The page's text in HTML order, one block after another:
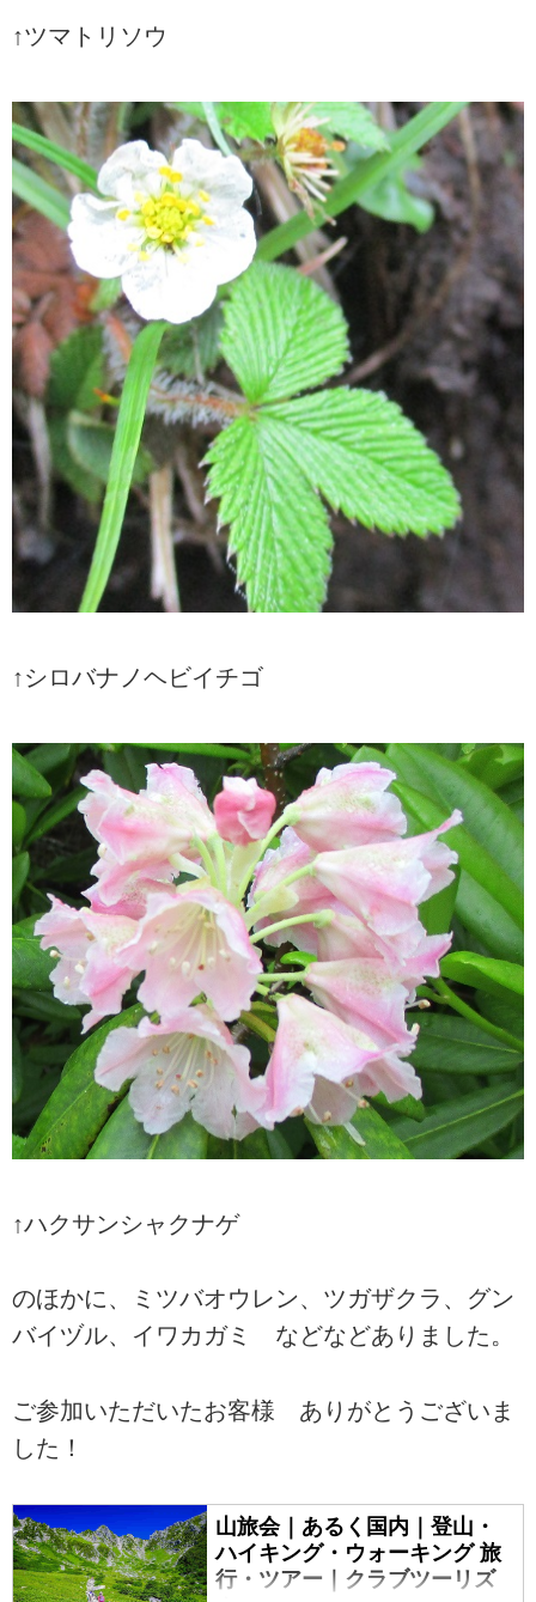
↑ツマトリソウ
↑シロバナノヘビイチゴ
↑ハクサンシャクナゲ
のほかに、ミツバオウレン、ツガザクラ、グン
バイヅル、イワカガミ などなどありました。
ご参加いただいたお客様 ありがとうございま
した！
山旅会｜あるく国内｜登山・
ハイキング・ウォーキング 旅
行・ツアー｜クラブツーリズ